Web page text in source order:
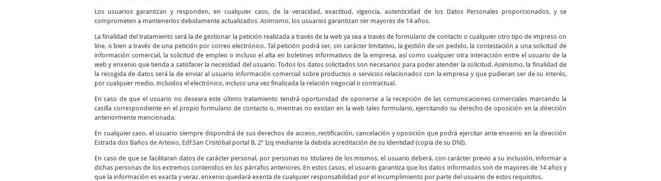
Los usuarios garantizan y responden, en cualquier caso, de la veracidad, exactitud, vigencia, autenticidad de los Datos Personales proporcionados, y se
comprometen a mantenerlos debidamente actualizados. Asimismo, los usuarios garantizan ser mayores de 14 años.
La finalidad del tratamiento será la de gestionar la petición realizada a través de la web ya sea a través de formulario de contacto o cualquier otro tipo de impreso on
line, o bien a través de una petición por correo electrónico. Tal petición podrá ser, sin carácter limitativo, la gestión de un pedido, la contestación a una solicitud de
información comercial, la solicitud de empleo o incluso el alta en boletines informativos de la empresa, así como cualquier otra interacción entre el usuario de la
web y enxenio que tienda a satisfacer la necesidad del usuario. Todos los datos solicitados son necesarios para poder atender la solicitud. Asimismo, la finalidad de
la recogida de datos será la de enviar al usuario información comercial sobre productos o servicios relacionados con la empresa y que pudieran ser de su interés,
por cualquier medio, incluidos el electrónico, incluso una vez finalizada la relación negocial o contractual.
En caso de que el usuario no deseara este último tratamiento tendrá oportunidad de oponerse a la recepción de las comunicaciones comerciales marcando la
casilla correspondiente en el propio formulario de contacto o, mientras no existan en la web tales formulario, ejercitando su derecho de oposición en la dirección
anteriormente mencionada.
En cualquier caso, el usuario siempre dispondrá de sus derechos de acceso, rectificación, cancelación y oposición que podrá ejercitar ante enxenio en la dirección
Estrada dos Baños de Arteixo, Edf.San Cristóbal portal B, 2º Izq mediante la debida acreditación de su identidad (copia de su DNI).
En caso de que se facilitaran datos de carácter personal, por personas no titulares de los mismos, el usuario deberá, con carácter previo a su inclusión, informar a
dichas personas de los extremos contenidos en los párrafos anteriores. En estos casos, el usuario garantiza que los datos informados son de mayores de 14 años y
que la información es exacta y veraz. enxenio quedará exenta de cualquier responsabilidad por el incumplimiento por parte del usuario de estos requisitos.